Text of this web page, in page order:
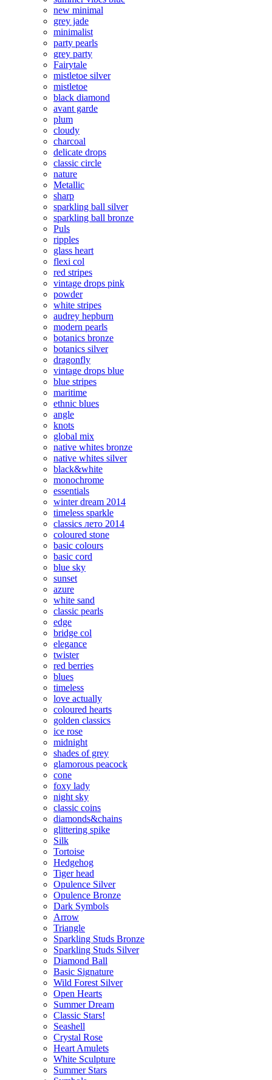
new minimal
grey jade
minimalist
party pearls
grey party
Fairytale
mistletoe silver
mistletoe
black diamond
avant garde
plum
cloudy
charcoal
delicate drops
classic circle
nature
Metallic
sharp
sparkling ball silver
sparkling ball bronze
Puls
ripples
glass heart
flexi col
red stripes
vintage drops pink
powder
white stripes
audrey hepburn
modern pearls
botanics bronze
botanics silver
dragonfly
vintage drops blue
blue stripes
maritime
ethnic blues
angle
knots
global mix
native whites bronze
native whites silver
black&white
monochrome
essentials
winter dream 2014
timeless sparkle
classics лето 2014
coloured stone
basic colours
basic cord
blue sky
sunset
azure
white sand
classic pearls
edge
bridge col
elegance
twister
red berries
blues
timeless
love actually
coloured hearts
golden classics
ice rose
midnight
shades of grey
glamorous peacock
cone
foxy lady
night sky
classic coins
diamonds&chains
glittering spike
Silk
Tortoise
Hedgehog
Tiger head
Opulence Silver
Opulence Bronze
Dark Symbols
Arrow
Triangle
Sparkling Studs Bronze
Sparkling Studs Silver
Diamond Ball
Basic Signature
Wild Forest Silver
Open Hearts
Summer Dream
Classic Stars!
Seashell
Crystal Rose
Heart Amulets
White Sculpture
Summer Stars